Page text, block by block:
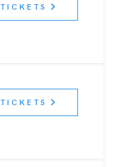
TICKETS
TICKETS